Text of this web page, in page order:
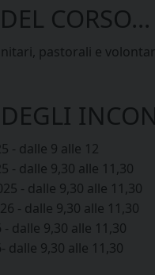
CORSO...
pastorali e
- dalle 9 alle 12
- dalle 9,30 alle 11,30
- dalle 9,30 alle 11,30
- dalle 9,30 alle 11,30
dalle 9,30 alle 11,30
dalle 9,30 alle 11,30